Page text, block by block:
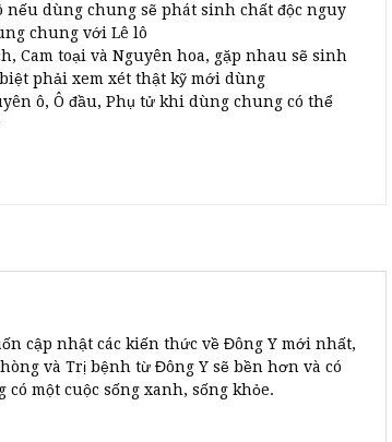
nếu dùng chung sẽ phát sinh chất độc nguy
chung với Lê lô
Cam toại và Nguyên hoa, gặp nhau sẽ sinh
phải xem xét thật kỹ mới dùng
ô, Ô đầu, Phụ tử khi dùng chung có thể
cập nhật các kiến thức về Đông Y mới nhất,
và Trị bệnh từ Đông Y sẽ bền hơn và có
một cuộc sống xanh, sống khỏe.